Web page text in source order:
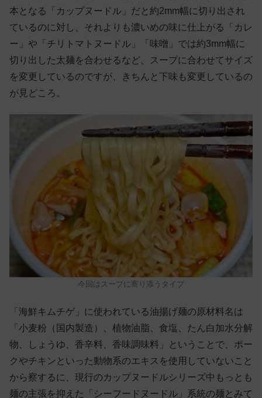
本となる「カップヌードル」だと約2mm幅に切り出され
ているのに対し、それよりも濃いめの味に仕上がる「カレ
ー」や「チリトマトヌードル」「味噌」では約3mm幅に
切り出した太麺を合わせるなど、スープに合わせてサイズ
を変更しているのですが、きちんと下味も変更しているの
が見どころ。
今回はスープに寄り添うタイプ
「海鮮キムチゲ」に使われている油揚げ麺の原材料名は
「小麦粉（国内製造）、植物油脂、食塩、たん白加水分解
物、しょうゆ、香辛料、香味調味料」ということで、ポー
クやチキンといった動物系のエキスを使用していないこと
から察するに、現行のカップヌードルシリーズ中もっとも
麺の主張を抑えた「シーフードヌードル」系統の麺とみて